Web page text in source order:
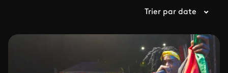
Trier par date